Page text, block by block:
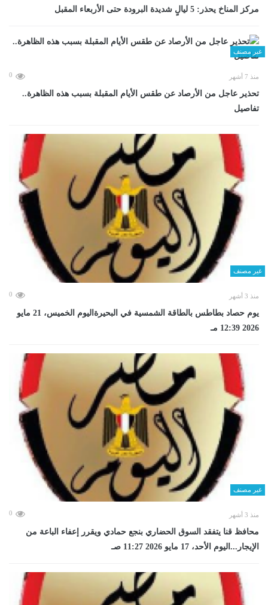
مركز المناخ يحذر: 5 ليالٍ شديدة البرودة حتى الأربعاء المقبل
غير مصنف
منذ 7 أشهر 0
تحذير عاجل من الأرصاد عن طقس الأيام المقبلة بسبب هذه الظاهرة..
تفاصيل
غير مصنف
منذ 3 أشهر 0
يوم حصاد بطاطس بالطاقة الشمسية في البحيرةاليوم الخميس، 21 مايو
2026 12:39 مـ
غير مصنف
منذ 3 أشهر 0
محافظ قنا يتفقد السوق الحضاري بنجع حمادي ويقرر إعفاء الباعة من
الإيجار...اليوم الأحد، 17 مايو 2026 11:27 صـ